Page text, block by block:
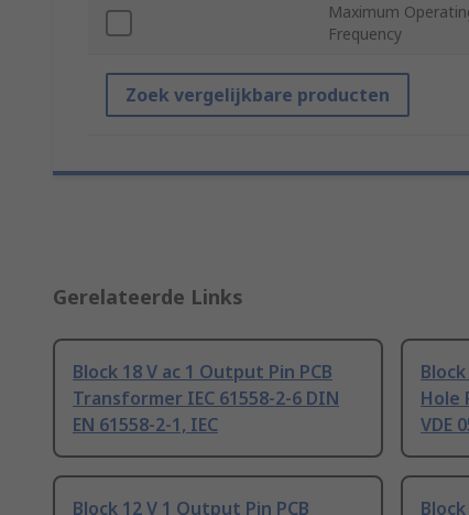
Maximum
Frequency
Zoek vergelijkbare producten
Gerelateerde Links
Block 18 V ac 1 Output Pin PCB
Transformer IEC 61558-2-6 DIN
EN 61558-2-1, IEC
Hole
VDE
Block 12 V 1 Output Pin PCB